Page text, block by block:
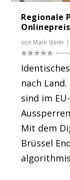
Regionale
von Mark Steier |
nach
sind im
Mit dem
Brüssel